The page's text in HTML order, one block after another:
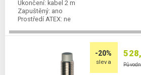
Ukončení: kabel 2 m
Zapuštěný: ano
Prostředí ATEX: ne
-20%
sleva